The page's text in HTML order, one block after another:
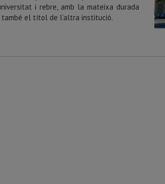
i rebre, amb la mateixa durada
també el títol de l’altra institució.